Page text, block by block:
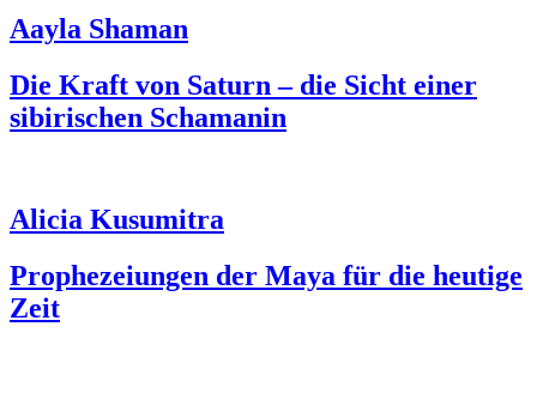
Aayla Shaman
Die Kraft von Saturn – die Sicht einer
sibirischen Schamanin
Alicia Kusumitra
Prophezeiungen der Maya für die heutige
Zeit